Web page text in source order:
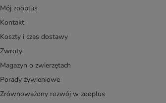
Mój zooplus
Kontakt
Koszty i czas dostawy
Zwroty
Magazyn o zwierzętach
Porady żywieniowe
Zrównoważony rozwój w zooplus